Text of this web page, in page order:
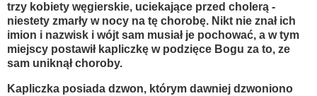
trzy kobiety węgierskie, uciekające przed cholerą -
niestety zmarły w nocy na tę chorobę. Nikt nie znał ich
imion i nazwisk i wójt sam musiał je pochować, a w tym
miejscy postawił kapliczkę w podzięce Bogu za to, ze
sam uniknął choroby.
Kapliczka posiada dzwon, którym dawniej dzwoniono